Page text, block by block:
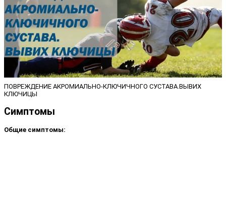
ПОВРЕЖДЕНИЕ АКРОМИАЛЬНО-КЛЮЧИЧНОГО СУСТАВА.ВЫВИХ
КЛЮЧИЦЫ
Симптомы
Общие симптомы: